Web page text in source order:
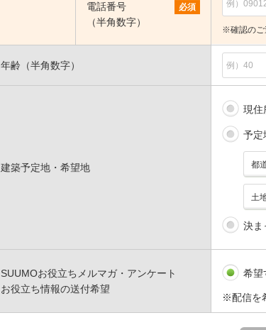
電話番号
（半角数字）
必須
※確認のご
年齢（半角数字）
建築予定地・希望地
現住
予定
決ま
SUUMOお役立ちメルマガ・アンケート
お役立ち情報の送付希望
希望
※配信を